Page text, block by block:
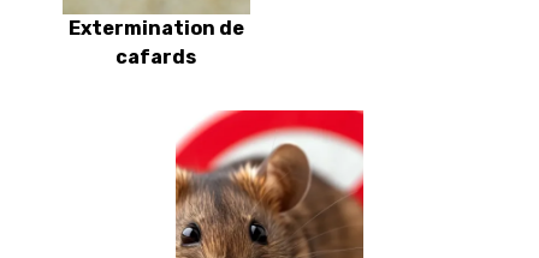
Extermination de
cafards